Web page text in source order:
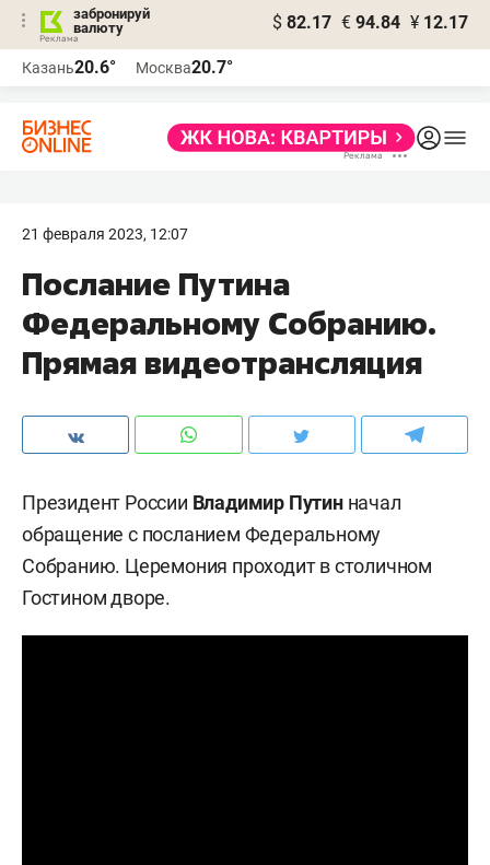
забронируй
валюту
$ 82.17 € 94.84 ¥ 12.17
Казань20.6° Москва20.7°
21 февраля 2023, 12:07
Послание Путина
Федеральному Собранию.
Прямая видеотрансляция
Президент России Владимир Путинначал
обращение с посланием Федеральному
Собранию. Церемония проходит в столичном
Гостином дворе.